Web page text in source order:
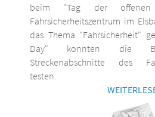
beim "Tag der
Fahrsicherheitszentrum im
das Thema "Fahrsicherheit"
Day" konnten die
Streckenabschnitte des
testen.